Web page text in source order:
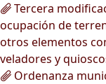
Tercera
ocupación de
otros elementos
veladores y
Ordenanza